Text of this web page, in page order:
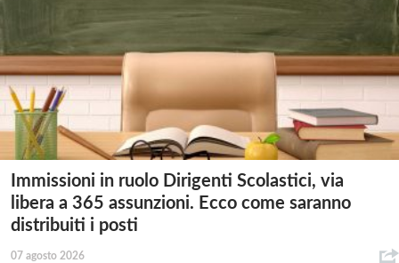
Immissioni in ruolo Dirigenti Scolastici, via
libera a 365 assunzioni. Ecco come saranno
distribuiti i posti
07 agosto 2026